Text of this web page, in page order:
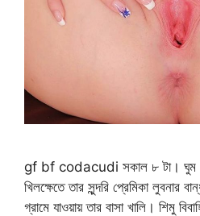
gf bf codacudi সকাল ৮ টা। ঘুম
খিলক্ষেতে তার সুন্দরি প্রেমিকা লুবনার
গ্রামে যাওয়ায় তার বাসা খালি। শিমু